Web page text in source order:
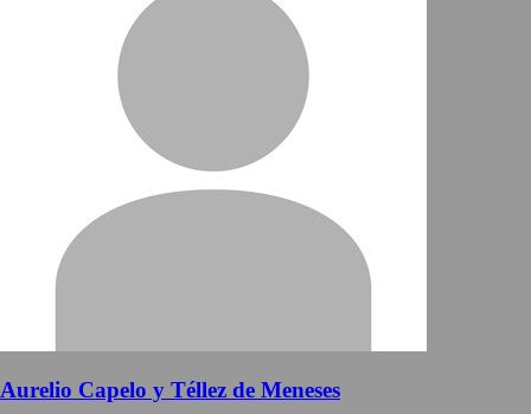
Aurelio Capelo y Téllez de Meneses